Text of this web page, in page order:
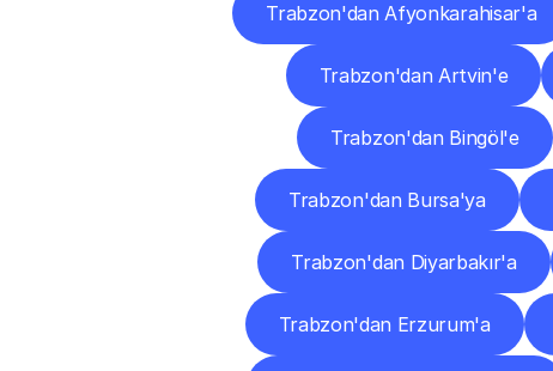
Trabzon'dan Afyonkarahisar'a
Trabzon'dan Artvin'e
Trabzon'dan Bingöl'e
Trabzon'dan Bursa'ya
Trabzon'dan Diyarbakır'a
Trabzon'dan Erzurum'a